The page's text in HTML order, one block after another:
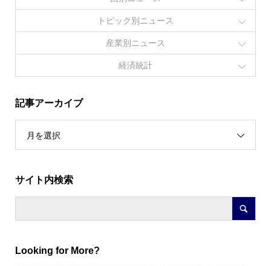
トピック別ニュース
産業別ニュース
経済統計
記事アーカイブ
月を選択
サイト内検索
Looking for More?